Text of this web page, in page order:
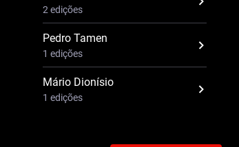
2 edições
Pedro Tamen
1 edições
Mário Dionísio
1 edições